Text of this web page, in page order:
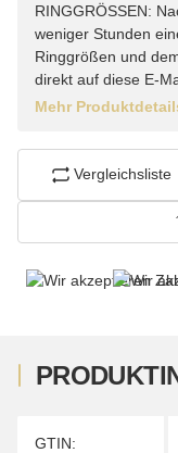
RINGGRÖSSEN:
weniger Stunden
Ringgrößen und
direkt auf diese E-
Mehr
Vergleichsliste
Produkteigenschaft
Wert
GTIN: